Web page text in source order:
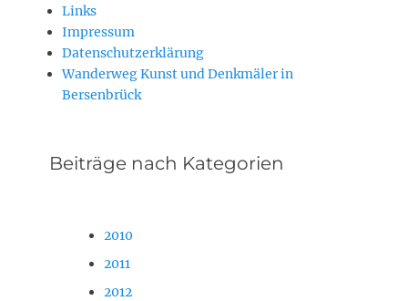
Links
Impressum
Datenschutzerklärung
Wanderweg Kunst und Denkmäler in
Bersenbrück
Beiträge nach Kategorien
2010
2011
2012